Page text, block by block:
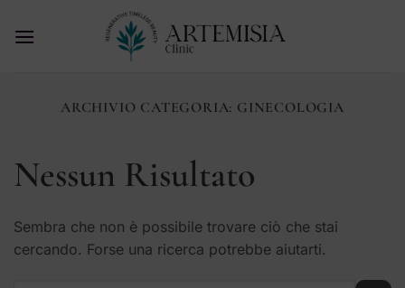
ARCHIVIO CATEGORIA: GINECOLOGIA
Nessun Risultato
Sembra che non è possibile trovare ciò che stai
cercando. Forse una ricerca potrebbe aiutarti.